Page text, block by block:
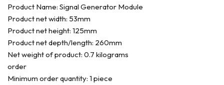
Product Name: Signal Generator Module
Product net width: 53mm
Product net height: 125mm
Product net depth/length: 260mm
Net weight of product: 0.7 kilograms
order
Minimum order quantity: 1 piece